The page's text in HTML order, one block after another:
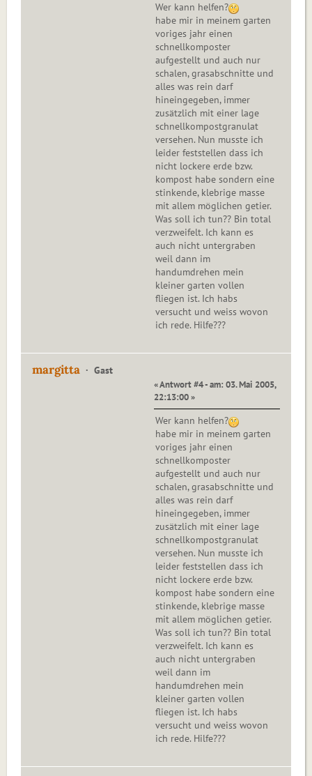
Wer kann helfen?
habe mir in meinem garten
voriges jahr einen
schnellkomposter
aufgestellt und auch nur
schalen, grasabschnitte und
alles was rein darf
hineingegeben, immer
zusätzlich mit einer lage
schnellkompostgranulat
versehen. Nun musste ich
leider feststellen dass ich
nicht lockere erde bzw.
kompost habe sondern eine
stinkende, klebrige masse
mit allem möglichen getier.
Was soll ich tun?? Bin total
verzweifelt. Ich kann es
auch nicht untergraben
weil dann im
handumdrehen mein
kleiner garten vollen
fliegen ist. Ich habs
versucht und weiss wovon
ich rede. Hilfe???
margitta Gast
« Antwort #4 - am: 03. Mai 2005,
22:13:00 »
Wer kann helfen?
habe mir in meinem garten
voriges jahr einen
schnellkomposter
aufgestellt und auch nur
schalen, grasabschnitte und
alles was rein darf
hineingegeben, immer
zusätzlich mit einer lage
schnellkompostgranulat
versehen. Nun musste ich
leider feststellen dass ich
nicht lockere erde bzw.
kompost habe sondern eine
stinkende, klebrige masse
mit allem möglichen getier.
Was soll ich tun?? Bin total
verzweifelt. Ich kann es
auch nicht untergraben
weil dann im
handumdrehen mein
kleiner garten vollen
fliegen ist. Ich habs
versucht und weiss wovon
ich rede. Hilfe???